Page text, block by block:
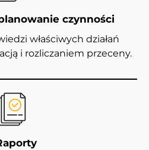
czynności
właściwych działań
i rozliczaniem przeceny.